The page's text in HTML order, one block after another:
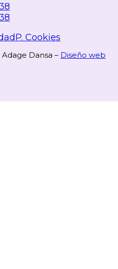
P. Cookies
Dansa – Diseño web